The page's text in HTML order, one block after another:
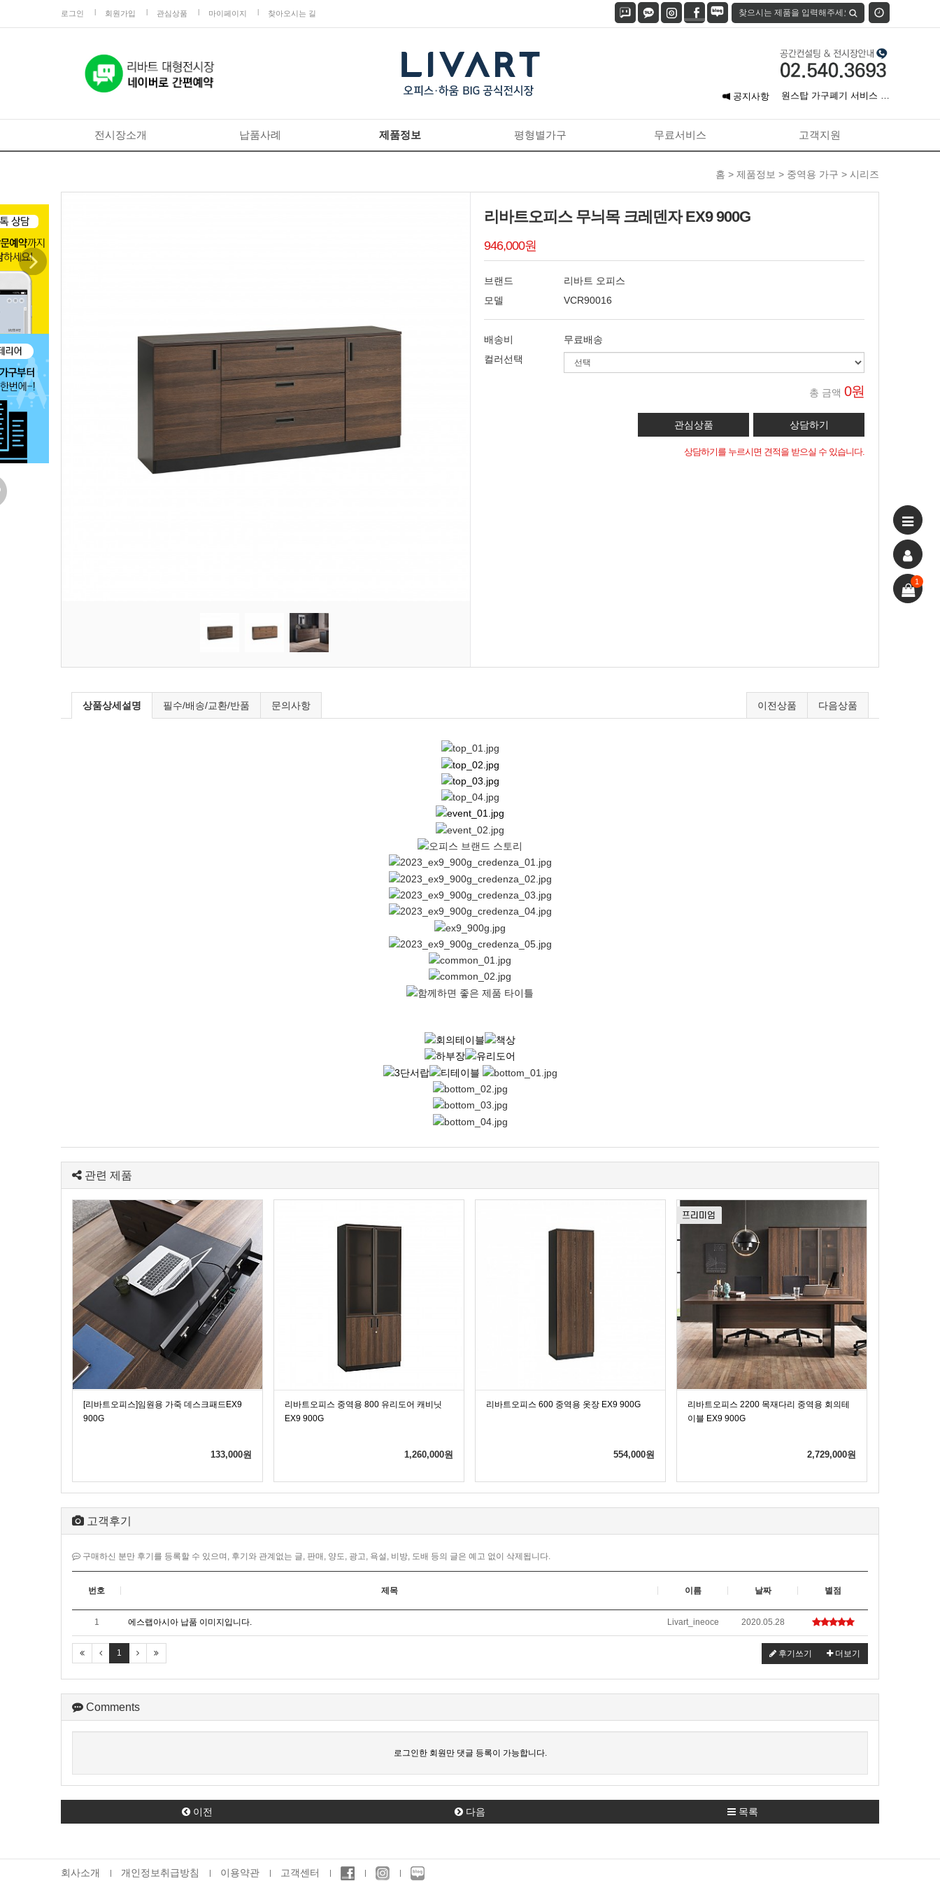
로그인 회원가입 관심상품 마이페이지 찾아오시는 길
공지사항
7월 신용카드 무이자 할부
안…
아이네오스,정부조달 등록
원스탑 가구폐기 서비스 오
전시장소개 납품사례 제품정보 평형별가구 무료서비스 고객지원
홈 > 제품정보 > 중역용 가구 > 시리즈
리바트오피스 무늬목 크레덴자 EX9 900G
946,000원
브랜드
리바트 오피스
모델
VCR90016
배송비
무료배송
컬러선택
총 금액 0원
상담하기를 누르시면 견적을 받으실 수 있습니다.
상품상세설명 필수/배송/교환/반품 문의사항 다음상품
이전상품
관련 제품
[리바트오피스]임원용 가죽 데스크패드EX9
900G
133,000원
리바트오피스 중역용 800 유리도어 캐비닛
EX9 900G
1,260,000원
리바트오피스 600 중역용 옷장 EX9 900G
554,000원
리바트오피스 2200 목재다리 중역용 회의테
이블 EX9 900G
2,729,000원
고객후기
구매하신 분만 후기를 등록할 수 있으며, 후기와 관계없는 글, 판매, 양도, 광고, 욕설, 비방, 도배 등의 글은 예고 없이 삭제됩니다.
번호 제목 이름 날짜 별점
1 에스랩아시아 납품 이미지입니다. Livart_ineoce 2020.05.28
1 후기쓰기 더보기
Comments
로그인한 회원만 댓글 등록이 가능합니다.
이전 다음 목록
회사소개 개인정보취급방침 이용약관 고객센터
1